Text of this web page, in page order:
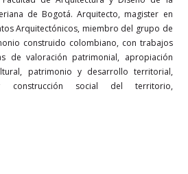
de Bogotá. Arquitecto, magister en
Arquitectónicos, miembro del grupo de
construido colombiano, con trabajos
de valoración patrimonial, apropiación
patrimonio y desarrollo territorial,
construcción social del territorio,